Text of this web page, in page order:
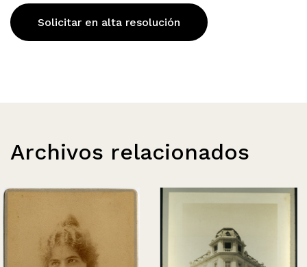
Solicitar en alta resolución
Archivos relacionados